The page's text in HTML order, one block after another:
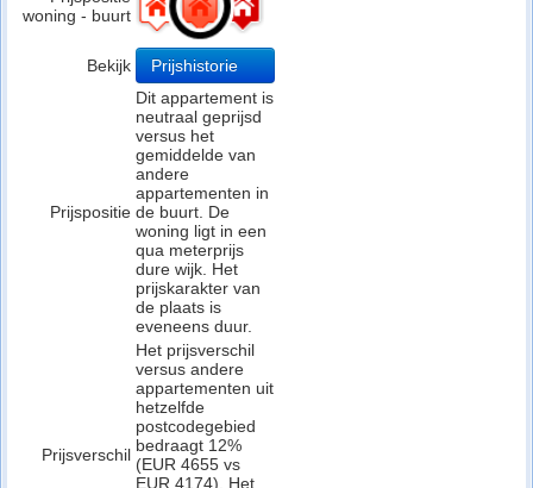
woning - buurt
Bekijk Prijshistorie
Prijspositie
Dit appartement is
neutraal geprijsd
versus het
gemiddelde van
andere
appartementen in
de buurt. De
woning ligt in een
qua meterprijs
dure wijk. Het
prijskarakter van
de plaats is
eveneens duur.
Prijsverschil
Het prijsverschil
versus andere
appartementen uit
hetzelfde
postcodegebied
bedraagt 12%
(EUR 4655 vs
EUR 4174). Het